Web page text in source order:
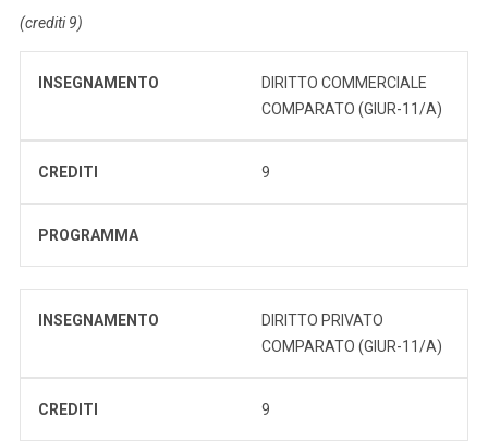
(crediti 9)
INSEGNAMENTO
DIRITTO COMMERCIALE
COMPARATO (GIUR-11/A)
CREDITI 9
PROGRAMMA
INSEGNAMENTO
DIRITTO PRIVATO
COMPARATO (GIUR-11/A)
CREDITI 9